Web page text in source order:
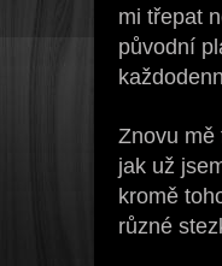
mi třepat
původní
Znovu mě
jak už
kromě
různé